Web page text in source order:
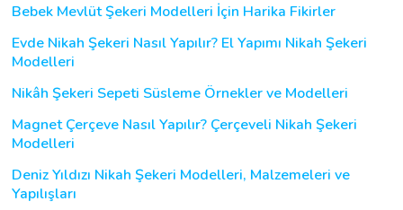
Bebek Mevlüt Şekeri Modelleri İçin Harika Fikirler
Evde Nikah Şekeri Nasıl Yapılır? El Yapımı Nikah Şekeri
Modelleri
Nikâh Şekeri Sepeti Süsleme Örnekler ve Modelleri
Magnet Çerçeve Nasıl Yapılır? Çerçeveli Nikah Şekeri
Modelleri
Deniz Yıldızı Nikah Şekeri Modelleri, Malzemeleri ve
Yapılışları